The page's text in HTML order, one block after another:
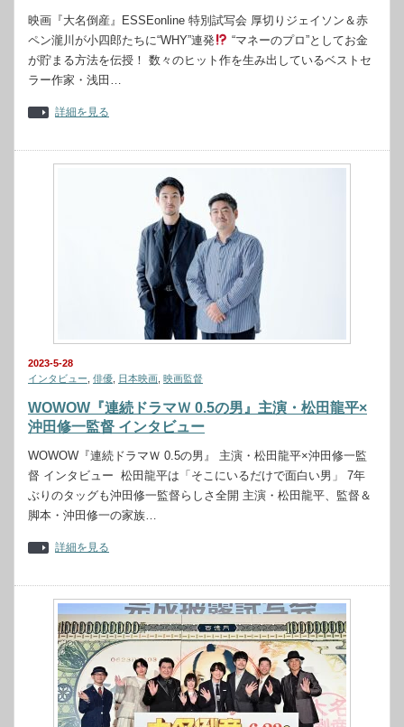
映画『大名倒産』ESSEonline 特別試写会 厚切りジェイソン＆赤
ペン瀧川が小四郎たちに“WHY”連発
“マネーのプロ”としてお金
が貯まる方法を伝授！ 数々のヒット作を⽣み出しているベストセ
ラー作家・浅⽥…
詳細を見る
2023-5-28
インタビュー 俳優 日本映画 映画監督
WOWOW『連続ドラマＷ 0.5の男』主演・松田龍平×
沖田修一監督 インタビュー
WOWOW『連続ドラマＷ 0.5の男』 主演・松田龍平×沖田修一監
督 インタビュー 松田龍平は「そこにいるだけで面白い男」 7年
ぶりのタッグも沖田修一監督らしさ全開 主演・松田龍平、監督＆
脚本・沖田修一の家族…
詳細を見る